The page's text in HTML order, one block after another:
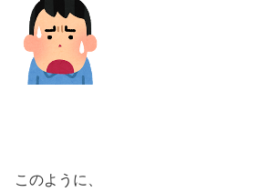
このように、